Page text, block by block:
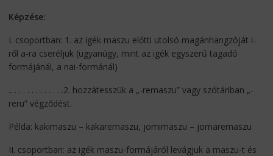
Képzése:
I. csoportban: 1. az igék maszu előtti utolsó magánhangzóját i-
ről a-ra cseréljük (ugyanúgy, mint az igék egyszerű tagadó
formájánál, a nai-formánál)
.. . . . . . . . . . . . .2. hozzátesszük a „-remaszu” vagy szótáriban „-
reru” végződést.
Példa: kakimaszu – kakaremaszu, jomimaszu – jomaremaszu
II. csoportban: az igék maszu-formájáról levágjuk a maszu-t és